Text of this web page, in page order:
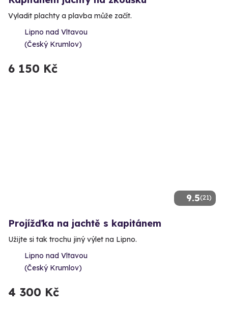
Vyladit plachty a plavba může začít.
Lipno nad Vltavou
(Český Krumlov)
6 150 Kč
9.5(21)
Projížďka na jachtě s kapitánem
Užijte si tak trochu jiný výlet na Lipno.
Lipno nad Vltavou
(Český Krumlov)
4 300 Kč